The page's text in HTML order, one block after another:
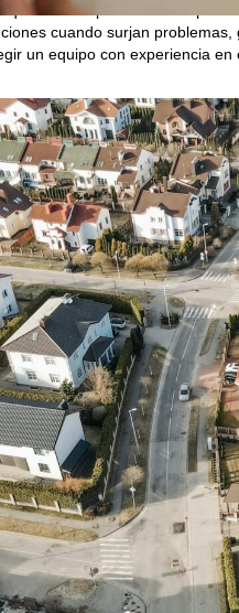
que te acompañe en cada
cuando surjan
un equipo con experiencia
a escribirnos. Nos
se ejecute correctamente. Con